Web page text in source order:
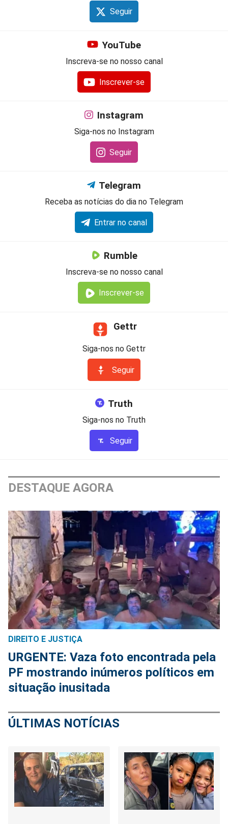
Seguir
YouTube
Inscreva-se no nosso canal
Inscrever-se
Instagram
Siga-nos no Instagram
Seguir
Telegram
Receba as notícias do dia no Telegram
Entrar no canal
Rumble
Inscreva-se no nosso canal
Inscrever-se
Gettr
Siga-nos no Gettr
Seguir
Truth
Siga-nos no Truth
Seguir
DESTAQUE AGORA
DIREITO E JUSTIÇA
URGENTE: Vaza foto encontrada pela
PF mostrando inúmeros políticos em
situação inusitada
ÚLTIMAS NOTÍCIAS